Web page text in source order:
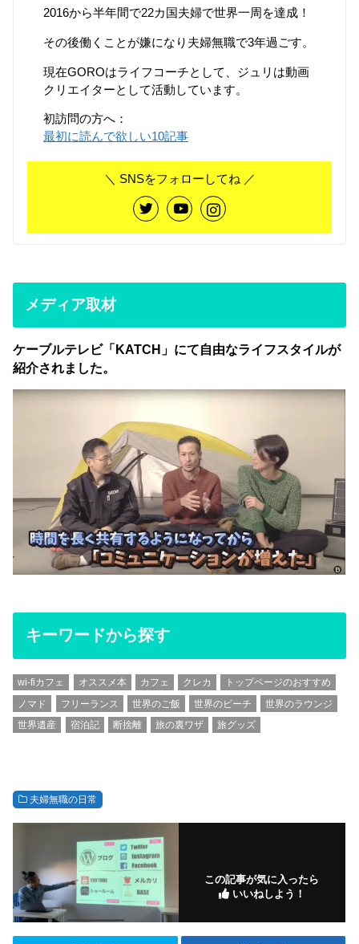
2016から半年間で22カ国夫婦で世界一周を達成！
その後働くことが嫌になり夫婦無職で3年過ごす。
現在GOROはライフコーチとして、ジュリは動画
クリエイターとして活動しています。
初訪問の方へ：
最初に読んで欲しい10記事
＼ SNSをフォローしてね ／
メディア取材
ケーブルテレビ「KATCH」にて自由なライフスタイルが
紹介されました。
キーワードから探す
wi-fiカフェ オススメ本 カフェ クレカ
トップページのおすすめ
ノマド
フリーランス 世界のご飯 世界のビーチ
世界のラウンジ
世界遺産
宿泊記 断捨離 旅の裏ワザ 旅グッズ
夫婦無職の日常
この記事が気に入ったら
いいねしよう！